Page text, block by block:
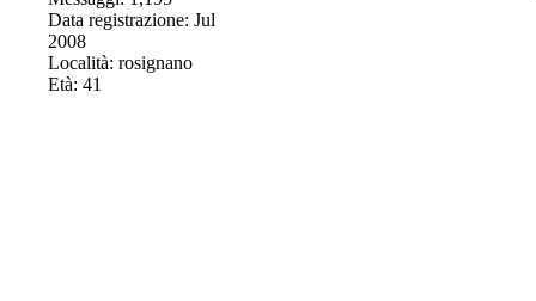
Data registrazione: Jul
2008
Località: rosignano
Età: 41